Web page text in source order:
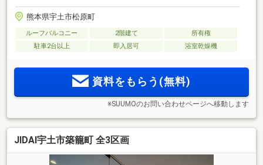
熊本県宇土市松原町
ルーフバルコニー 2階建て
所有権
駐車2台以上
即入居可 浴室乾燥機
資料をもらう(無料)
※SUUMOのお問い合わせページへ移動します
JIDAI宇土市築籠町 全3区画